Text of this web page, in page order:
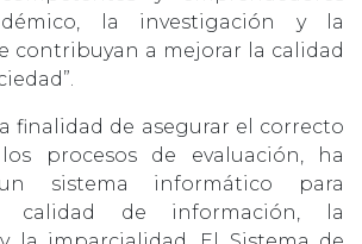
la investigación y la
contribuyan a mejorar la calidad
finalidad de asegurar el correcto
procesos de evaluación, ha
sistema informático para
calidad de información, la